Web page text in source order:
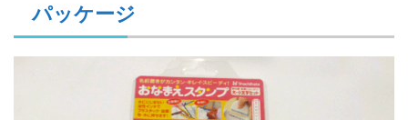
パッケージ